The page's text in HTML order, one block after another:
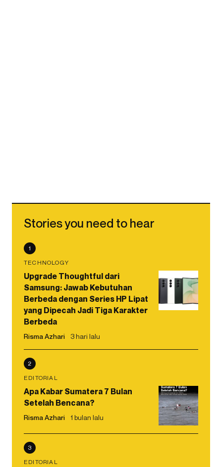
Stories you need to hear
1
TECHNOLOGY
Upgrade Thoughtful dari
Samsung: Jawab Kebutuhan
Berbeda dengan Series HP Lipat
yang Dipecah Jadi Tiga Karakter
Berbeda
Risma Azhari 3 hari lalu
2
EDITORIAL
Apa Kabar Sumatera 7 Bulan
Setelah Bencana?
Risma Azhari 1 bulan lalu
3
EDITORIAL